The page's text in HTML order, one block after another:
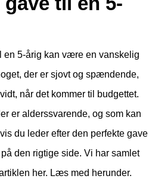
en 5-årig kan være en vanskelig
der er sjovt og spændende,
når det kommer til budgettet.
er alderssvarende, og som kan
du leder efter den perfekte gave
den rigtige side. Vi har samlet
her. Læs med herunder.